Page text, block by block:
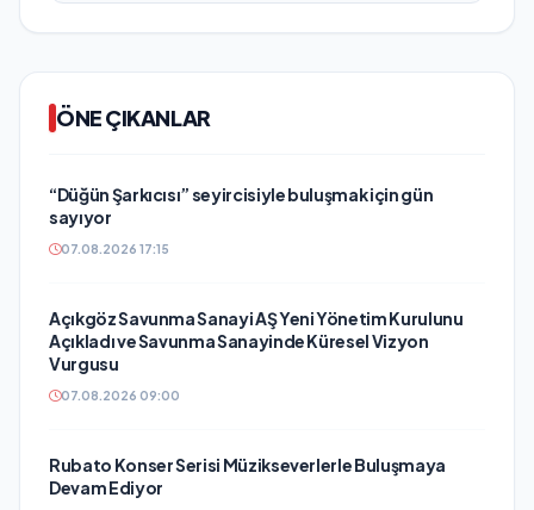
ÖNE ÇIKANLAR
“Düğün Şarkıcısı” seyircisiyle buluşmak için gün
sayıyor
07.08.2026 17:15
Açıkgöz Savunma Sanayi AŞ Yeni Yönetim Kurulunu
Açıkladı ve Savunma Sanayinde Küresel Vizyon
Vurgusu
07.08.2026 09:00
Rubato Konser Serisi Müzikseverlerle Buluşmaya
Devam Ediyor